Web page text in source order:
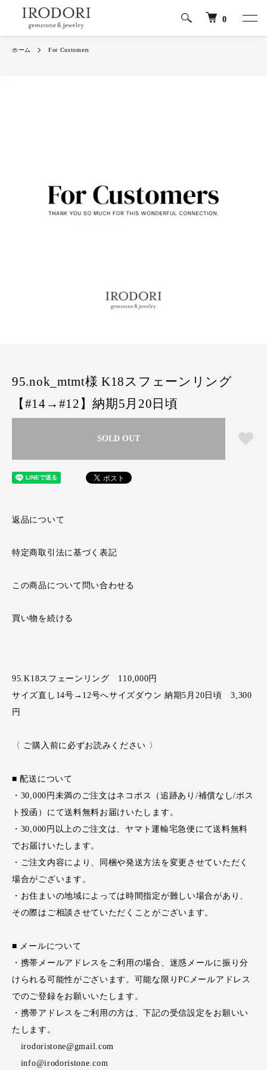
0
ホーム For Customers
95.nok_mtmt様 K18スフェーンリング
【#14→#12】納期5月20日頃
SOLD OUT
返品について
特定商取引法に基づく表記
この商品について問い合わせる
買い物を続ける
95.K18スフェーンリング 110,000円
サイズ直し14号→12号へサイズダウン 納期5月20日頃 3,300
円
〈 ご購入前に必ずお読みください 〉
■ 配送について
・30,000円未満のご注文はネコポス（追跡あり/補償なし/ポス
ト投函）にて送料無料お届けいたします。
・30,000円以上のご注文は、ヤマト運輸宅急便にて送料無料
でお届けいたします。
・ご注文内容により、同梱や発送方法を変更させていただく
場合がございます。
・お住まいの地域によっては時間指定が難しい場合があり、
その際はご相談させていただくことがございます。
■ メールについて
・携帯メールアドレスをご利用の場合、迷惑メールに振り分
けられる可能性がございます。可能な限りPCメールアドレス
でのご登録をお願いいたします。
・携帯アドレスをご利用の方は、下記の受信設定をお願いい
たします。
irodoristone@gmail.com
info@irodoristone.com